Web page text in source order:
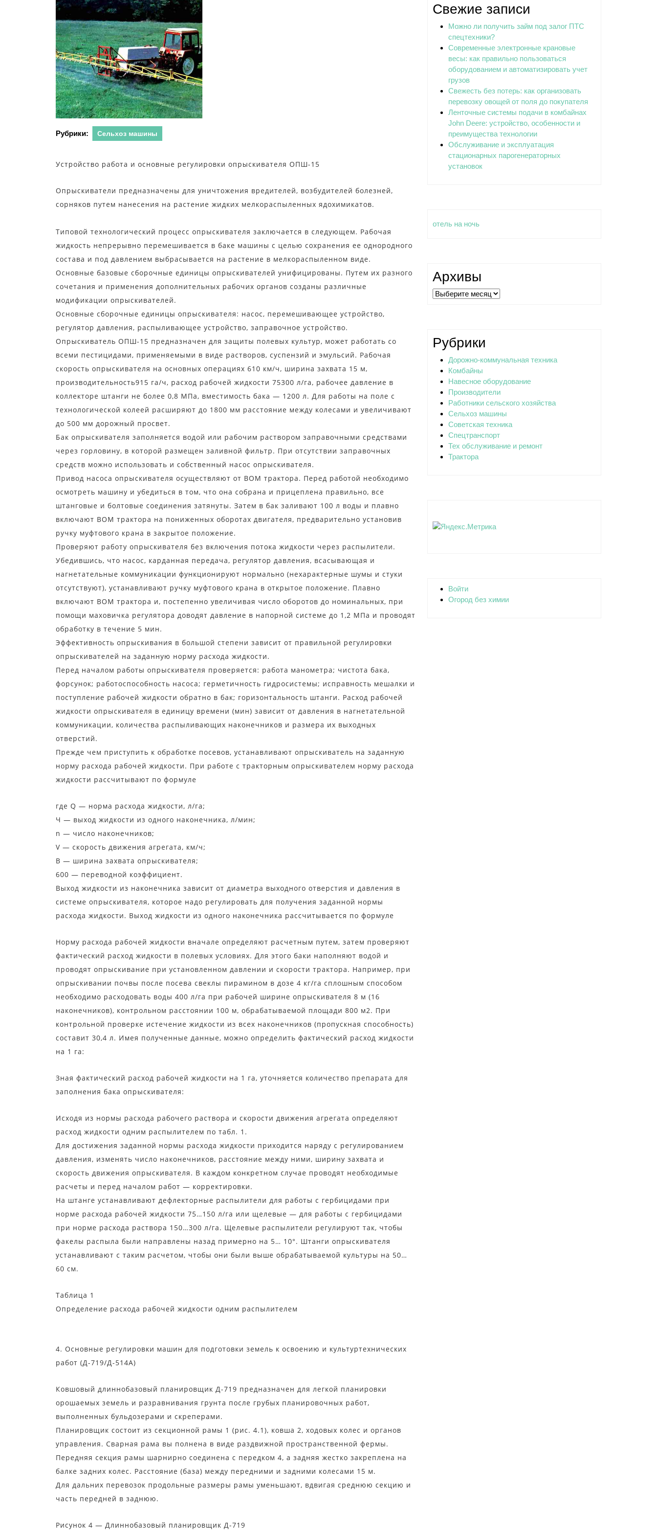
Рубрики: Сельхоз машины
Устройство работа и основные регулировки опрыскивателя ОПШ-15
Опрыскиватели предназначены для уничтожения вредителей, возбудителей болезней,
сорняков путем нанесения на растение жидких мелкораспыленных ядохимикатов.
Типовой технологический процесс опрыскивателя заключается в следующем. Рабочая
жидкость непрерывно перемешивается в баке машины с целью сохранения ее однородного
состава и под давлением выбрасывается на растение в мелкораспыленном виде.
Основные базовые сборочные единицы опрыскивателей унифицированы. Путем их разного
сочетания и применения дополнительных рабочих органов созданы различные
модификации опрыскивателей.
Основные сборочные единицы опрыскивателя: насос, перемешивающее устройство,
регулятор давления, распыливающее устройство, заправочное устройство.
Опрыскиватель ОПШ-15 предназначен для защиты полевых культур, может работать со
всеми пестицидами, применяемыми в виде растворов, суспензий и эмульсий. Рабочая
скорость опрыскивателя на основных операциях 610 км/ч, ширина захвата 15 м,
производительность915 га/ч, расход рабочей жидкости 75300 л/га, рабочее давление в
коллекторе штанги не более 0,8 МПа, вместимость бака — 1200 л. Для работы на поле с
технологической колеей расширяют до 1800 мм расстояние между колесами и увеличивают
до 500 мм дорожный просвет.
Бак опрыскивателя заполняется водой или рабочим раствором заправочными средствами
через горловину, в которой размещен заливной фильтр. При отсутствии заправочных
средств можно использовать и собственный насос опрыскивателя.
Привод насоса опрыскивателя осуществляют от ВОМ трактора. Перед работой необходимо
осмотреть машину и убедиться в том, что она собрана и прицеплена правильно, все
штанговые и болтовые соединения затянуты. Затем в бак заливают 100 л воды и плавно
включают ВОМ трактора на пониженных оборотах двигателя, предварительно установив
ручку муфтового крана в закрытое положение.
Проверяют работу опрыскивателя без включения потока жидкости через распылители.
Убедившись, что насос, карданная передача, регулятор давления, всасывающая и
нагнетательные коммуникации функционируют нормально (нехарактерные шумы и стуки
отсутствуют), устанавливают ручку муфтового крана в открытое положение. Плавно
включают ВОМ трактора и, постепенно увеличивая число оборотов до номинальных, при
помощи маховичка регулятора доводят давление в напорной системе до 1,2 МПа и проводят
обработку в течение 5 мин.
Эффективность опрыскивания в большой степени зависит от правильной регулировки
опрыскивателей на заданную норму расхода жидкости.
Перед началом работы опрыскивателя проверяется: работа манометра; чистота бака,
форсунок; работоспособность насоса; герметичность гидросистемы; исправность мешалки и
поступление рабочей жидкости обратно в бак; горизонтальность штанги. Расход рабочей
жидкости опрыскивателя в единицу времени (мин) зависит от давления в нагнетательной
коммуникации, количества распыливающих наконечников и размера их выходных
отверстий.
Прежде чем приступить к обработке посевов, устанавливают опрыскиватель на заданную
норму расхода рабочей жидкости. При работе с тракторным опрыскивателем норму расхода
жидкости рассчитывают по формуле
где Q — норма расхода жидкости, л/га;
Ч — выход жидкости из одного наконечника, л/мин;
n — число наконечников;
V — скорость движения агрегата, км/ч;
В — ширина захвата опрыскивателя;
600 — переводной коэффициент.
Выход жидкости из наконечника зависит от диаметра выходного отверстия и давления в
системе опрыскивателя, которое надо регулировать для получения заданной нормы
расхода жидкости. Выход жидкости из одного наконечника рассчитывается по формуле
Норму расхода рабочей жидкости вначале определяют расчетным путем, затем проверяют
фактический расход жидкости в полевых условиях. Для этого баки наполняют водой и
проводят опрыскивание при установленном давлении и скорости трактора. Например, при
опрыскивании почвы после посева свеклы пирамином в дозе 4 кг/га сплошным способом
необходимо расходовать воды 400 л/га при рабочей ширине опрыскивателя 8 м (16
наконечников), контрольном расстоянии 100 м, обрабатываемой площади 800 м2. При
контрольной проверке истечение жидкости из всех наконечников (пропускная способность)
составит 30,4 л. Имея полученные данные, можно определить фактический расход жидкости
на 1 га:
Зная фактический расход рабочей жидкости на 1 га, уточняется количество препарата для
заполнения бака опрыскивателя:
Исходя из нормы расхода рабочего раствора и скорости движения агрегата определяют
расход жидкости одним распылителем по табл. 1.
Для достижения заданной нормы расхода жидкости приходится наряду с регулированием
давления, изменять число наконечников, расстояние между ними, ширину захвата и
скорость движения опрыскивателя. В каждом конкретном случае проводят необходимые
расчеты и перед началом работ — корректировки.
На штанге устанавливают дефлекторные распылители для работы с гербицидами при
норме расхода рабочей жидкости 75…150 л/га или щелевые — для работы с гербицидами
при норме расхода раствора 150…300 л/га. Щелевые распылители регулируют так, чтобы
факелы распыла были направлены назад примерно на 5… 10°. Штанги опрыскивателя
устанавливают с таким расчетом, чтобы они были выше обрабатываемой культуры на 50…
60 см.
Таблица 1
Определение расхода рабочей жидкости одним распылителем
4. Основные регулировки машин для подготовки земель к освоению и культуртехнических
работ (Д-719/Д-514А)
Ковшовый длиннобазовый планировщик Д-719 предназначен для легкой планировки
орошаемых земель и разравнивания грунта после грубых планировочных работ,
выполненных бульдозерами и скреперами.
Планировщик состоит из секционной рамы 1 (рис. 4.1), ковша 2, ходовых колес и органов
управления. Сварная рама вы полнена в виде раздвижной пространственной фермы.
Передняя секция рамы шарнирно соединена с передком 4, а задняя жестко закреплена на
балке задних колес. Расстояние (база) между передними и задними колесами 15 м.
Для дальних перевозок продольные размеры рамы уменьшают, вдвигая среднюю секцию и
часть передней в заднюю.
Рисунок 4 — Длиннобазовый планировщик Д-719
Свежие записи
Можно ли получить займ под залог ПТС
спецтехники?
Современные электронные крановые
весы: как правильно пользоваться
оборудованием и автоматизировать учет
грузов
Свежесть без потерь: как организовать
перевозку овощей от поля до покупателя
Ленточные системы подачи в комбайнах
John Deere: устройство, особенности и
преимущества технологии
Обслуживание и эксплуатация
стационарных парогенераторных
установок
отель на ночь
Архивы
Архивы
Рубрики
Дорожно-коммунальная техника
Комбайны
Навесное оборудование
Производители
Работники сельского хозяйства
Сельхоз машины
Советская техника
Спецтранспорт
Тех обслуживание и ремонт
Трактора
Войти
Огород без химии